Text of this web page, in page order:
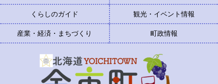
くらしのガイド 観光・イベント情報
産業・経済・まちづくり 町政情報